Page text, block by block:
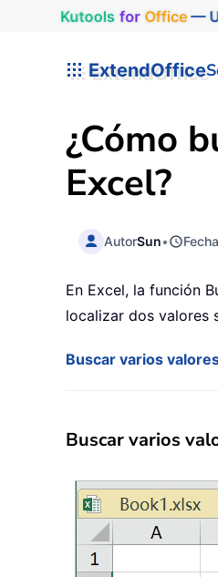
Kutools for Office—
ExtendOffice
¿Cómo
Excel?
AutorSun•
En Excel, la función
localizar dos valores
Buscar varios
Buscar varios